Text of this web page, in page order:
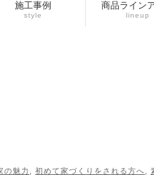
施工事例
style
商品ライン
lineup
の魅力 初めて家づくりをされる方へ